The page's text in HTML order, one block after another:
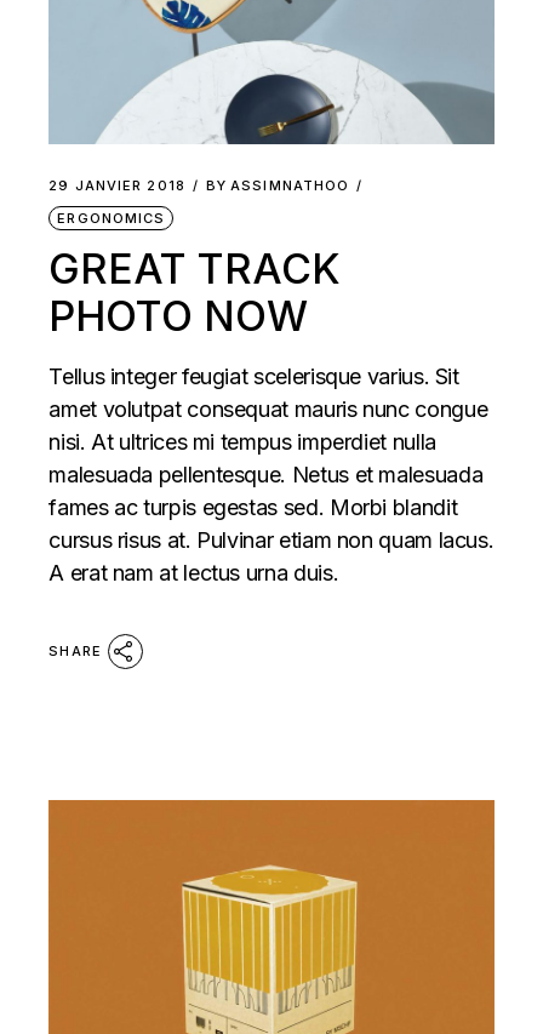
29 JANVIER 2018 BY ASSIMNATHOO
ERGONOMICS
GREAT TRACK
PHOTO NOW
Tellus integer feugiat scelerisque varius. Sit
amet volutpat consequat mauris nunc congue
nisi. At ultrices mi tempus imperdiet nulla
malesuada pellentesque. Netus et malesuada
fames ac turpis egestas sed. Morbi blandit
cursus risus at. Pulvinar etiam non quam lacus.
A erat nam at lectus urna duis.
SHARE